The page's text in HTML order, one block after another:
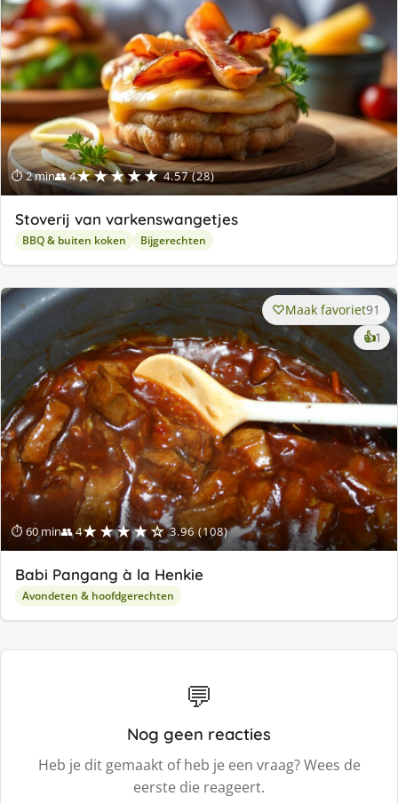
⏱ 2 min👥 4★★★★★ 4.57 (28)
Stoverij van varkenswangetjes
BBQ & buiten koken Bijgerechten
⏱ 60 min👥 4★★★★☆ 3.96 (108)
Maak favoriet91
👍1
Babi Pangang à la Henkie
Avondeten & hoofdgerechten
💬
Nog geen reacties
Heb je dit gemaakt of heb je een vraag? Wees de
eerste die reageert.